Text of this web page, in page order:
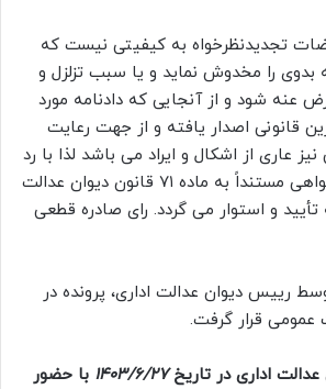
تجدیدنظرخواه به کیفیتی نیست که
را مخدوش نماید و یا سبب تزلزل و
عنه شود و از آنجایی که دادنامه مورد
قانونی اصدار یافته و از جهت رعایت
عاری از اشکال و ایراد می باشد لذا با رد
درخواست تجدیدنظرخواهی مستنداً به ماده ۷۱ قانون دیوان عدالت
و استوار می گردد. رای صادره قطعی
رییس دیوان عدالت اداری، پرونده در
عمومی قرار گرفت.
اداری در تاریخ۱۴۰۳/۶/۲۷ با حضور